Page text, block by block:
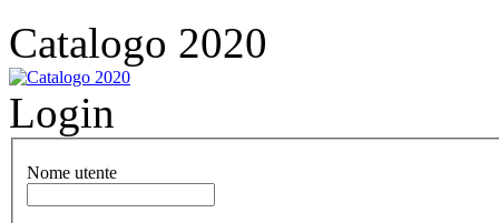
Catalogo 2020
Login
Nome utente